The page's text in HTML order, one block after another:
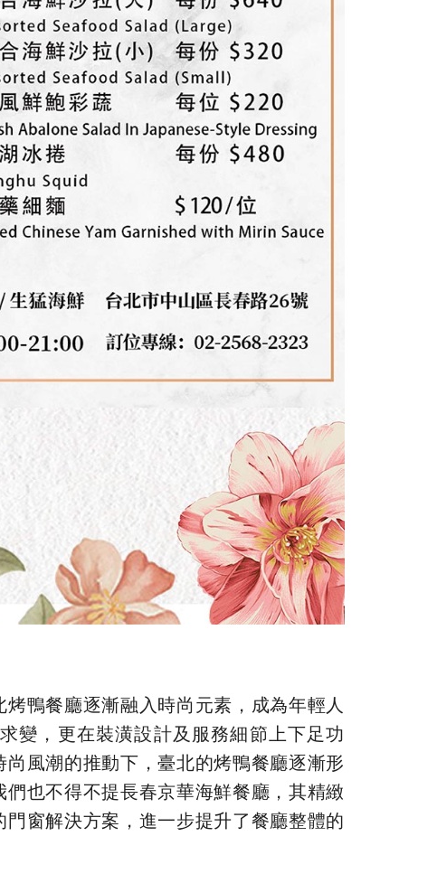
鴨餐廳逐漸融入時尚元素，成為年輕人
變，更在裝潢設計及服務細節上下足功
風潮的推動下，臺北的烤鴨餐廳逐漸形
也不得不提長春京華海鮮餐廳，其精緻
窗解決方案，進一步提升了餐廳整體的